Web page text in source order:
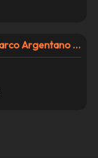
Cosimo Papandrea – San Marco Argentano Scalo